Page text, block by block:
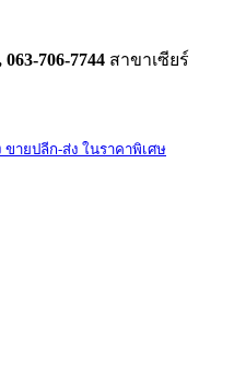
063-706-7744 สาขาเซียร์
ายปลีก-ส่ง ในราคาพิเศษ